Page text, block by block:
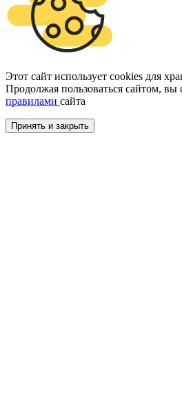
Этот сайт использует cookies для
Продолжая пользоваться сайтом, вы
правилами сайта
Принять и закрыть